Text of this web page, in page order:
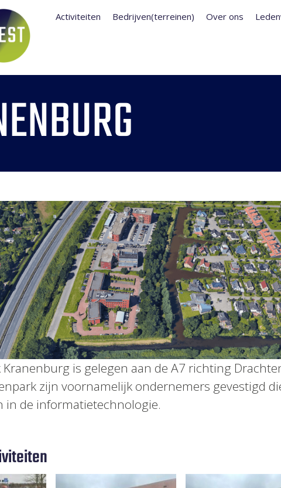
Activiteiten Bedrijven(terreinen) Over ons
is gelegen aan de A7 richting
zijn voornamelijk ondernemers gevestigd
in de informatietechnologie.